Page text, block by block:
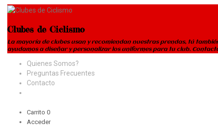
Clubes de Ciclismo
La mayoría de clubes usan y recomiendan nuestras prendas, tú
ayudamos a diseñar y personalizar los uniformes para tu club.
Quienes Somos?
Preguntas Frecuentes
Contacto
Carrito 0
Acceder